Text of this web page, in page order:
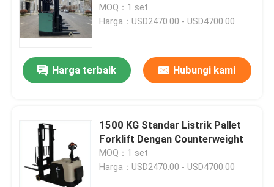
MOQ：1 set
Harga：USD2470.00 - USD4700.00
Harga terbaik Hubungi kami
1500 KG Standar Listrik Pallet
Forklift Dengan Counterweight
MOQ：1 set
Harga：USD2470.00 - USD4700.00